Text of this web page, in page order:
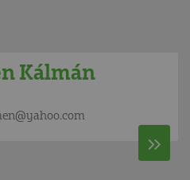
Kálmán